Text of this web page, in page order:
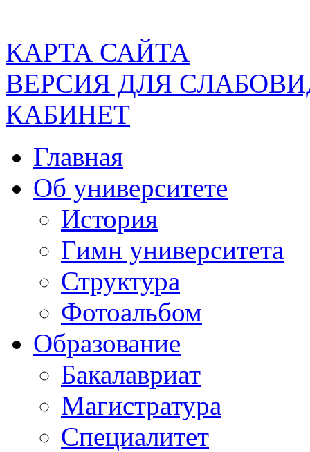
КАРТА САЙТА
ВЕРСИЯ ДЛЯ
КАБИНЕТ
Главная
Об университете
История
Гимн университета
Структура
Фотоальбом
Образование
Бакалавриат
Магистратура
Специалитет